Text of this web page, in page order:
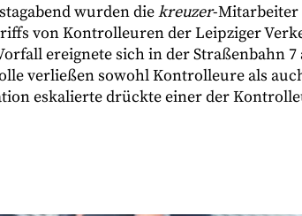
wurden diekreuzer-Mitarbeiter
von Kontrolleuren der Leipziger
ereignete sich in der Straßenbahn
verließen sowohl Kontrolleure als
eskalierte drückte einer der